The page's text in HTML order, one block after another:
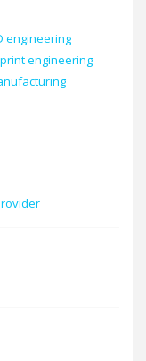
engineering
engineering